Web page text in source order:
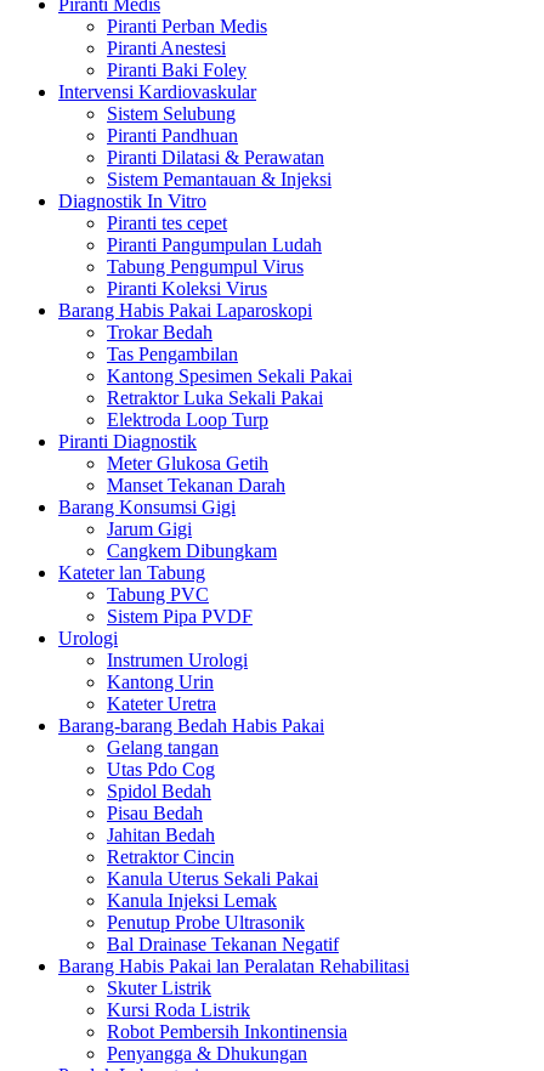
Piranti Perban Medis
Piranti Anestesi
Piranti Baki Foley
Intervensi Kardiovaskular
Sistem Selubung
Piranti Pandhuan
Piranti Dilatasi & Perawatan
Sistem Pemantauan & Injeksi
Diagnostik In Vitro
Piranti tes cepet
Piranti Pangumpulan Ludah
Tabung Pengumpul Virus
Piranti Koleksi Virus
Barang Habis Pakai Laparoskopi
Trokar Bedah
Tas Pengambilan
Kantong Spesimen Sekali Pakai
Retraktor Luka Sekali Pakai
Elektroda Loop Turp
Piranti Diagnostik
Meter Glukosa Getih
Manset Tekanan Darah
Barang Konsumsi Gigi
Jarum Gigi
Cangkem Dibungkam
Kateter lan Tabung
Tabung PVC
Sistem Pipa PVDF
Urologi
Instrumen Urologi
Kantong Urin
Kateter Uretra
Barang-barang Bedah Habis Pakai
Gelang tangan
Utas Pdo Cog
Spidol Bedah
Pisau Bedah
Jahitan Bedah
Retraktor Cincin
Kanula Uterus Sekali Pakai
Kanula Injeksi Lemak
Penutup Probe Ultrasonik
Bal Drainase Tekanan Negatif
Barang Habis Pakai lan Peralatan Rehabilitasi
Skuter Listrik
Kursi Roda Listrik
Robot Pembersih Inkontinensia
Penyangga & Dhukungan